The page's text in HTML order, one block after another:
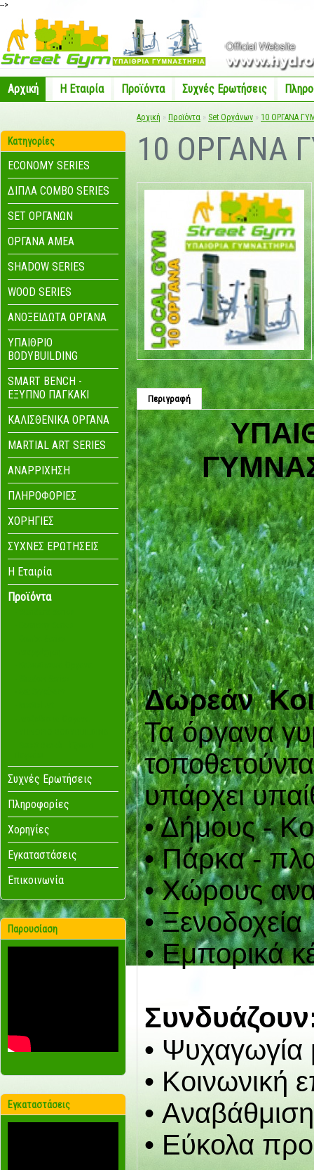
-->
Αρχική Η Eταιρία Προϊόντα Συχνές Ερωτήσεις
Κατηγορίες
ECONOMY SERIES
ΔΙΠΛΑ COMBO SERIES
SET ΟΡΓΑΝΩΝ
ΟΡΓΑΝΑ ΑΜΕΑ
SHADOW SERIES
WOOD SERIES
ΑΝΟΞΕΙΔΩΤΑ ΟΡΓΑΝΑ
ΥΠΑΙΘΡΙΟ
BODYBUILDING
SMART BENCH -
ΕΞΥΠΝΟ ΠΑΓΚΑΚΙ
ΚΑΛΙΣΘΕΝΙΚΑ ΟΡΓΑΝΑ
MARTIAL ART SERIES
ΑΝΑΡΡΙΧΗΣΗ
ΠΛΗΡΟΦΟΡΙΕΣ
ΧΟΡΗΓΙΕΣ
ΣΥΧΝΕΣ ΕΡΩΤΗΣΕΙΣ
Η Eταιρία
Προϊόντα
Συχνές Ερωτήσεις
Πληροφορίες
Χορηγίες
Εγκαταστάσεις
Επικοινωνία
Παρουσίαση
Εγκαταστάσεις
Αρχική » Προϊόντα » Set Οργάνων » 10 ΟΡΓΑΝΑ
10 ΟΡΓΑΝΑ
Περιγραφή
Δωρεάν
Τα όργανα
υπάρχει
• Δήμους -
• Πάρκα -
• Χώρους
• Ξενοδοχεία
• Εμπορικά
• Ψυχαγωγία
• Κοινωνική
•
• Εύκολα